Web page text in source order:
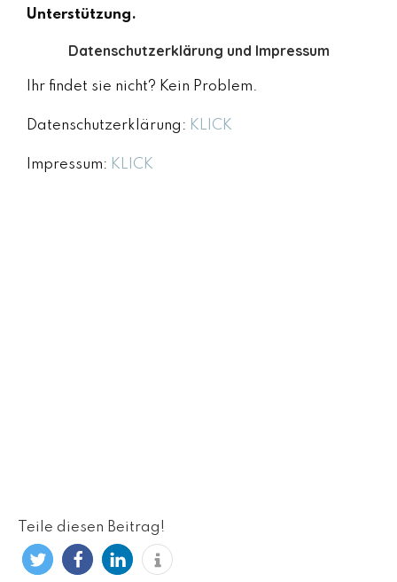
Unterstützung.
Datenschutzerklärung und Impressum
Ihr findet sie nicht? Kein Problem.
Datenschutzerklärung: KLICK
Impressum: KLICK
Teile diesen Beitrag!